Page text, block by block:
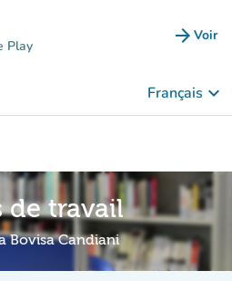
Play arrow_forward Voir
Français keyboard_arrow_down
de travail
Bovisa Candiani